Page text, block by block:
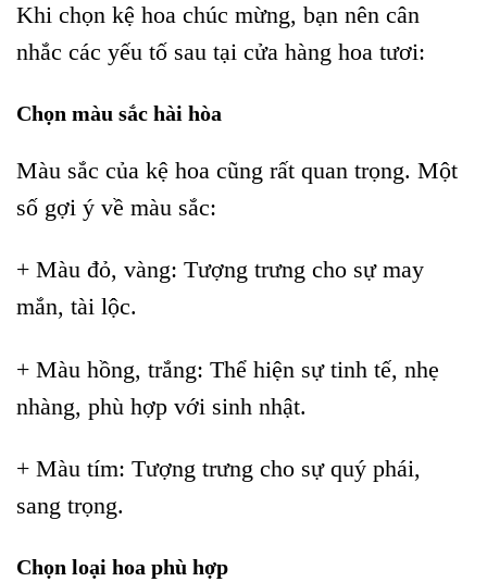
Khi chọn kệ hoa chúc mừng, bạn nên cân
nhắc các yếu tố sau tại cửa hàng hoa tươi:
Chọn màu sắc hài hòa
Màu sắc của kệ hoa cũng rất quan trọng. Một
số gợi ý về màu sắc:
+ Màu đỏ, vàng: Tượng trưng cho sự may
mắn, tài lộc.
+ Màu hồng, trắng: Thể hiện sự tinh tế, nhẹ
nhàng, phù hợp với sinh nhật.
+ Màu tím: Tượng trưng cho sự quý phái,
sang trọng.
Chọn loại hoa phù hợp